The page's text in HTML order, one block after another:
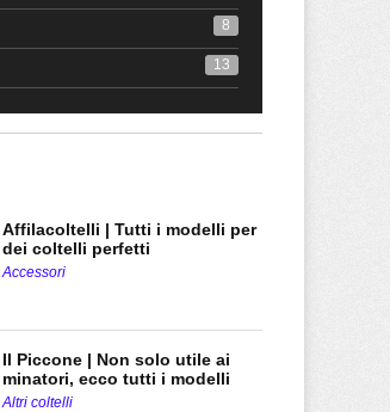
8
13
Affilacoltelli | Tutti i modelli per
dei coltelli perfetti
Accessori
Il Piccone | Non solo utile ai
minatori, ecco tutti i modelli
Altri coltelli